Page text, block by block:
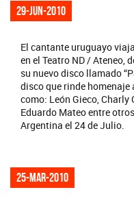
29-jun-2010
El cantante uruguayo
en el Teatro ND / Ateneo,
su nuevo disco llamado
disco que rinde
como: León Gieco, Charly
Eduardo Mateo entre
Argentina el 24 de Julio.
25-mar-2010